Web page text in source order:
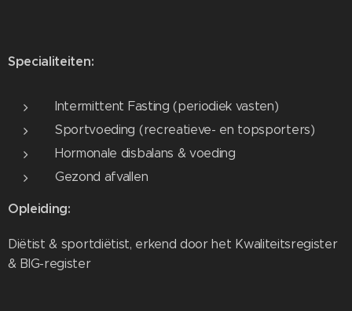
Specialiteiten:
Intermittent Fasting (periodiek vasten)
Sportvoeding (recreatieve- en topsporters)
Hormonale disbalans & voeding
Gezond afvallen
Opleiding:
Diëtist & sportdiëtist, erkend door het Kwaliteitsregister
& BIG-register